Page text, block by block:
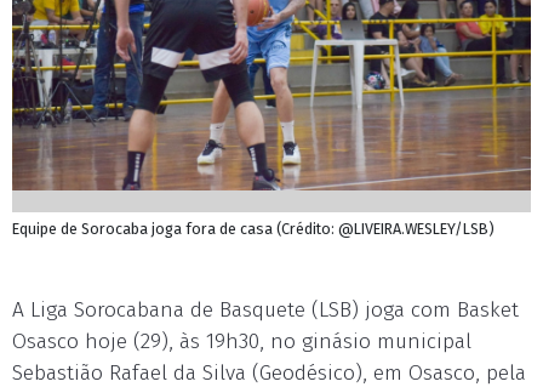
Equipe de Sorocaba joga fora de casa (Crédito: @LIVEIRA.WESLEY/LSB)
A Liga Sorocabana de Basquete (LSB) joga com Basket
Osasco hoje (29), às 19h30, no ginásio municipal
Sebastião Rafael da Silva (Geodésico), em Osasco, pela